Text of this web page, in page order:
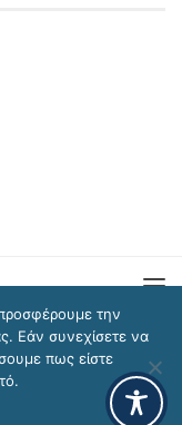
την
Εάν συνεχίσετε να
πως είστε